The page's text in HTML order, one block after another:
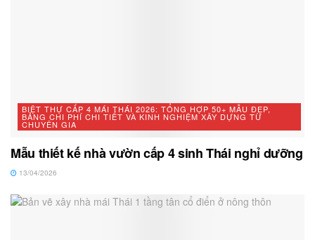
BIỆT THỰ CẤP 4 MÁI THÁI 2026: TỔNG HỢP 50+ MẪU ĐẸP,
BẢNG CHI PHÍ CHI TIẾT VÀ KINH NGHIỆM XÂY DỰNG TỪ
CHUYÊN GIA
Mẫu thiết kế nhà vườn cấp 4 sinh Thái nghỉ dưỡng
13/04/2026